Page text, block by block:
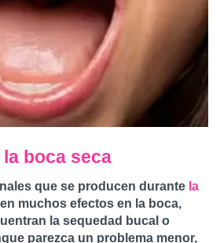
boca seca
que se producen durante la
muchos efectos en la boca,
la sequedad bucal o
parezca un problema menor,